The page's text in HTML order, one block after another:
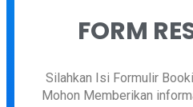
FORM
Silahkan Isi Formulir
Mohon Memberikan